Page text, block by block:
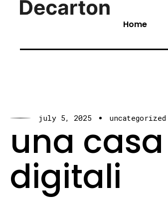
Home
july 5, 2025 uncategorized
una
digitali